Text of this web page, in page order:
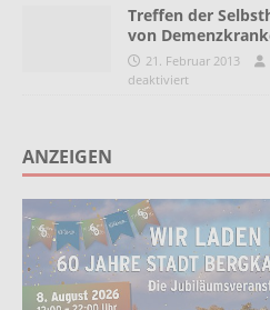
Treffen der
von
21. Februar 2013
deaktiviert
ANZEIGEN